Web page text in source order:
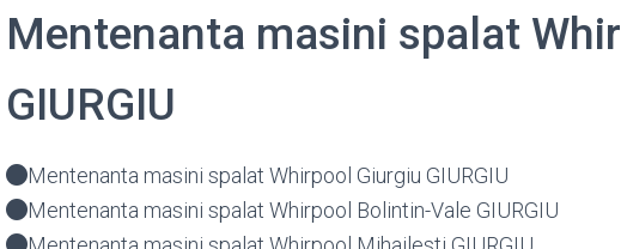
Mentenanta masini spalat
GIURGIU
Mentenanta masini spalat Whirpool Giurgiu GIURGIU
Mentenanta masini spalat Whirpool Bolintin-Vale GIURGIU